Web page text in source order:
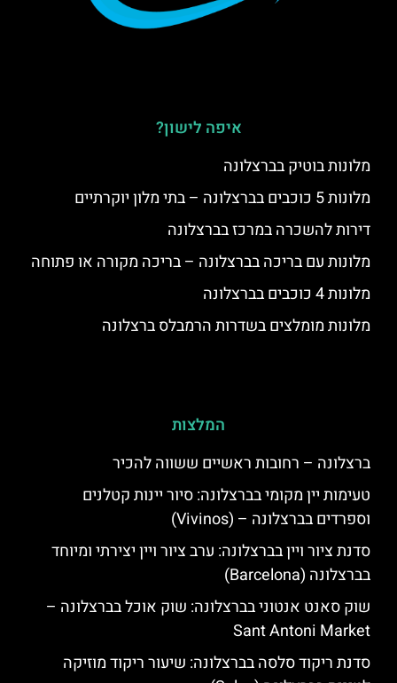
איפה לישון?
מלונות בוטיק בברצלונה
מלונות 5 כוכבים בברצלונה – בתי מלון יוקרתיים
דירות להשכרה במרכז בברצלונה
מלונות עם בריכה בברצלונה – בריכה מקורה או פתוחה
מלונות 4 כוכבים בברצלונה
מלונות מומלצים בשדרות הרמבלס ברצלונה
המלצות
ברצלונה – רחובות ראשיים ששווה להכיר
טעימות יין מקומי בברצלונה: סיור יינות קטלנים
וספרדים בברצלונה – (Vivinos)
סדנת ציור ויין בברצלונה: ערב ציור ויין יצירתי ומיוחד
בברצלונה (Barcelona)
שוק סאנט אנטוני בברצלונה: שוק אוכל בברצלונה –
Sant Antoni Market
סדנת ריקוד סלסה בברצלונה: שיעור ריקוד מוזיקה